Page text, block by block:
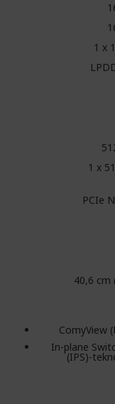
1 x
1 x
PCIe
40,6 cm
ComyView
In-plane
(IPS)-